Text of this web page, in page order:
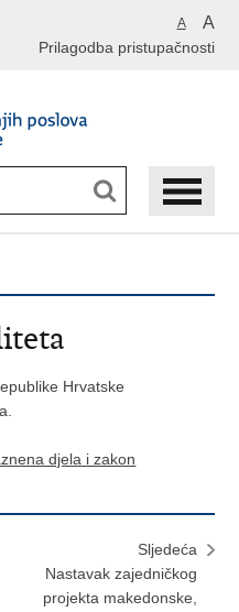
A A
Prilagodba pristupačnosti
Hrvatske
djela i zakon
Sljedeća
Nastavak zajedničkog
projekta makedonske,